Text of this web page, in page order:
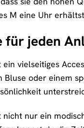
M eine Uhr
für jeden
vielseitiges
oder einem
nicht nur ein